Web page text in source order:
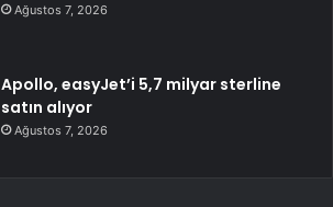
Ağustos 7, 2026
Apollo, easyJet’i 5,7 milyar sterline
satın alıyor
Ağustos 7, 2026